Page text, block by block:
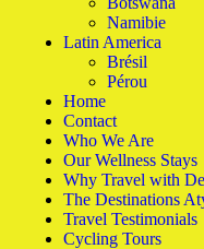
Namibie
Latin America
Brésil
Pérou
Home
Contact
Who We Are
Our Wellness Stays
Why Travel with
The Destinations
Travel Testimonials
Cycling Tours